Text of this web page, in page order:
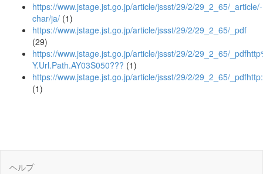
https://www.jstage.jst.go.jp/article/jssst/29/2/29_2_65/_article/-
char/ja/ (1)
https://www.jstage.jst.go.jp/article/jssst/29/2/29_2_65/_pdf
(29)
https://www.jstage.jst.go.jp/article/jssst/29/2/29_2_65/
Y.Url.Path.AY03S050??? (1)
https://www.jstage.jst.go.jp/article/jssst/29/2/29_2_65/
(1)
ヘルプ